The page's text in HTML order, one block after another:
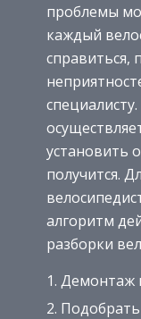
проблемы
каждый
справиться,
установить
получится.
алгоритм
разборки
Демонтаж